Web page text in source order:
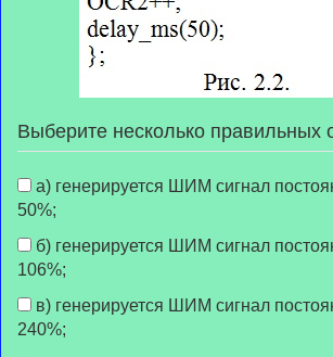
Выберите несколько правильных
50%;
106%;
240%;